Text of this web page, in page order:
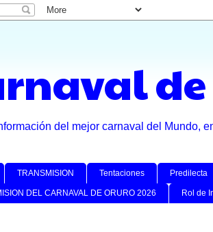
del mejor carnaval del Mundo,
TRANSMISION Tentaciones Predilecta
DEL CARNAVAL DE ORURO 2026 Rol de